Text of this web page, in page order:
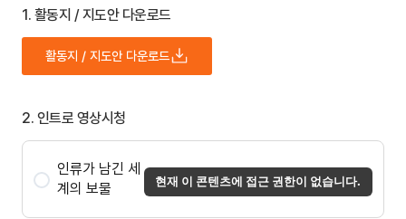
1. 활동지 / 지도안 다운로드
활동지 / 지도안 다운로드
2. 인트로 영상시청
인류가 남긴 세
계의 보물
현재 이 콘텐츠에 접근 권한이 없습니다.